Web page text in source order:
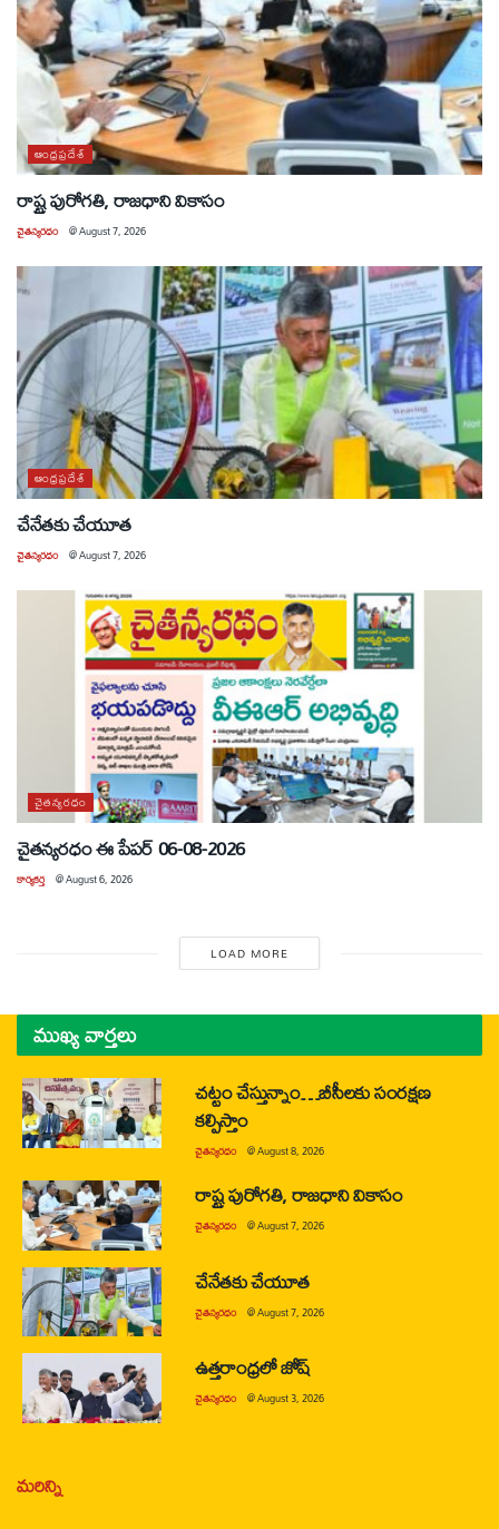
ఆంధ్రప్రదేశ్
రాష్ట్ర పురోగతి, రాజధాని వికాసం
చైతన్యరధం @August 7, 2026
ఆంధ్రప్రదేశ్
చేనేతకు చేయూత
చైతన్యరధం @August 7, 2026
చైతన్యరధం
చైతన్యరధం ఈ పేపర్ 06-08-2026
కార్యకర్త @August 6, 2026
LOAD MORE
ముఖ్య వార్తలు
చట్టం చేస్తున్నాం…బీసీలకు సంరక్షణ
కల్పిస్తాం
చైతన్యరధం @August 8, 2026
రాష్ట్ర పురోగతి, రాజధాని వికాసం
చైతన్యరధం @August 7, 2026
చేనేతకు చేయూత
చైతన్యరధం @August 7, 2026
ఉత్తరాంధ్రలో జోష్
చైతన్యరధం @August 3, 2026
మరిన్ని